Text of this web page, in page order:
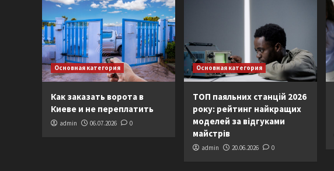
Основная категория
Как заказать ворота в
Киеве и не переплатить
admin 06.07.2026 0
Основная категория
ТОП паяльних станцій 2026
року: рейтинг найкращих
моделей за відгуками
майстрів
admin 20.06.2026 0